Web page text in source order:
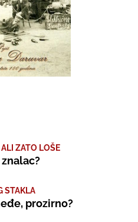
ZATO LOŠE
STAKLA
prozirno?